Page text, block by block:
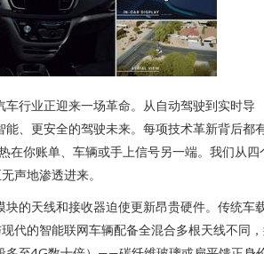
行业正迎来一场革命。从自动驾驶到实时导
能、更安全的驾驶未来。每项技术革新背后都
你账单、车辆或手上信号另一端。我们从四
声地渗透进来。
块的天线和接收器迫使更新昂贵硬件。传统车
代的智能联网车辆配备全混合多根天线不同